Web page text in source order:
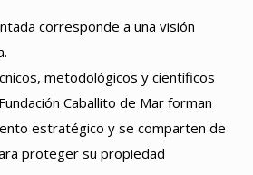
corresponde a una visión
metodológicos y científicos
Caballito de Mar forman
estratégico y se comparten de
proteger su propiedad